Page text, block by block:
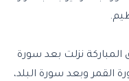
نزلت بعد سورة
القمر وبعد سورة البلد،